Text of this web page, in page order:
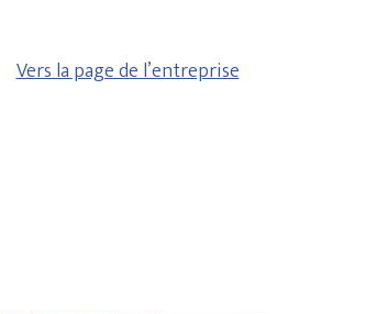
Vers la page de l’entreprise